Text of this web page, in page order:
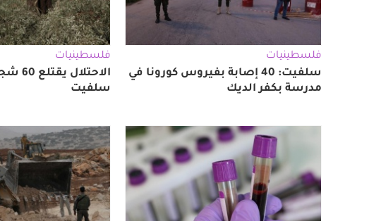
فلسطينيات
سلفيت: 40 إصابة بفيروس كورونا في
مدرسة بكفر الديك
فلسطينيات
سلفيت